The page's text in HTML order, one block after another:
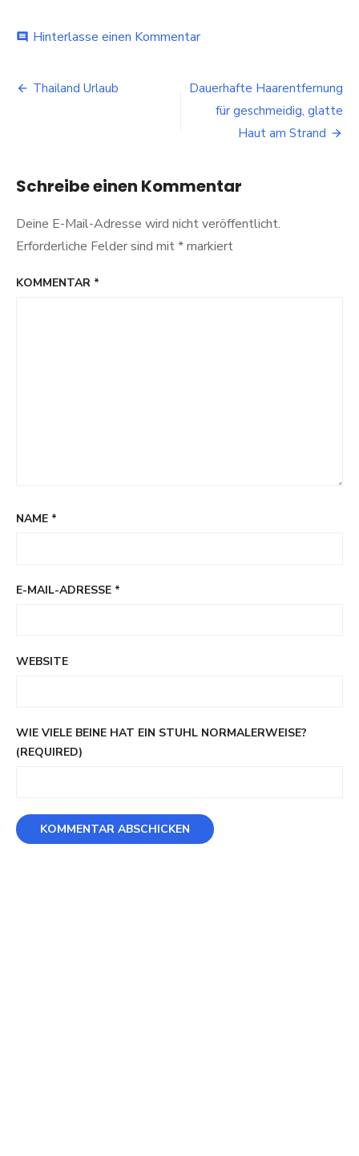
comment Hinterlasse einen Kommentarbei
für
Flitterwochen
Beitragsnavigation
Thailand Urlaub
Dauerhafte Haarentfernung
für geschmeidig, glatte
Haut am Strand
Schreibe einen Kommentar
Deine E-Mail-Adresse wird nicht veröffentlicht.
Erforderliche Felder sind mit*markiert
KOMMENTAR *
NAME *
E-MAIL-ADRESSE *
WEBSITE
WIE VIELE BEINE HAT EIN STUHL NORMALERWEISE?
(REQUIRED)